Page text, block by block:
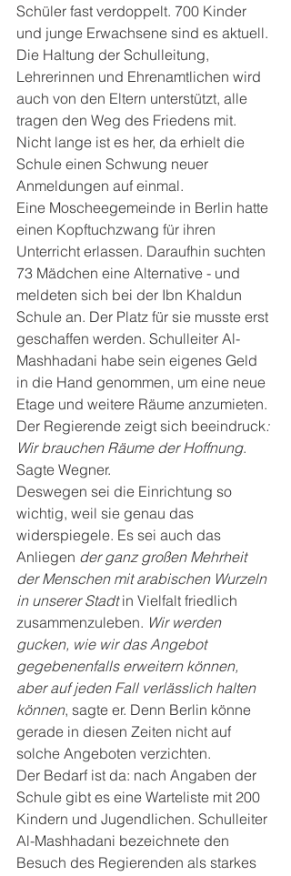
Schüler fast verdoppelt. 700 Kinder
und junge Erwachsene sind es aktuell.
Die Haltung der Schulleitung,
Lehrerinnen und Ehrenamtlichen wird
auch von den Eltern unterstützt, alle
tragen den Weg des Friedens mit.
Nicht lange ist es her, da erhielt die
Schule einen Schwung neuer
Anmeldungen auf einmal.
Eine Moscheegemeinde in Berlin hatte
einen Kopftuchzwang für ihren
Unterricht erlassen. Daraufhin suchten
73 Mädchen eine Alternative - und
meldeten sich bei der Ibn Khaldun
Schule an. Der Platz für sie musste erst
geschaffen werden. Schulleiter Al-
Mashhadani habe sein eigenes Geld
in die Hand genommen, um eine neue
Etage und weitere Räume anzumieten.
Der Regierende zeigt sich beeindruck:
Wir brauchen Räume der Hoffnung.
Sagte Wegner.
Deswegen sei die Einrichtung so
wichtig, weil sie genau das
widerspiegele. Es sei auch das
Anliegen der ganz großen Mehrheit
der Menschen mit arabischen Wurzeln
in unserer Stadt in Vielfalt friedlich
zusammenzuleben. Wir werden
gucken, wie wir das Angebot
gegebenenfalls erweitern können,
aber auf jeden Fall verlässlich halten
können, sagte er. Denn Berlin könne
gerade in diesen Zeiten nicht auf
solche Angeboten verzichten.
Der Bedarf ist da: nach Angaben der
Schule gibt es eine Warteliste mit 200
Kindern und Jugendlichen. Schulleiter
Al-Mashhadani bezeichnete den
Besuch des Regierenden als starkes